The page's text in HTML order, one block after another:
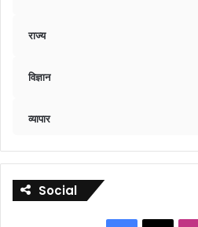
राज्य
विज्ञान
व्यापार
Social